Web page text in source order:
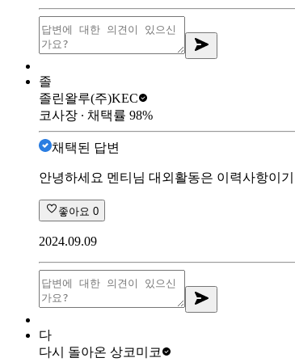
졸
졸린왈루(주)KEC
코사장 ∙ 채택률 98%
채택된 답변
안녕하세요 멘티님 대외활동은 이력사항이
좋아요 0
2024.09.09
다
다시 돌아온 상코미코